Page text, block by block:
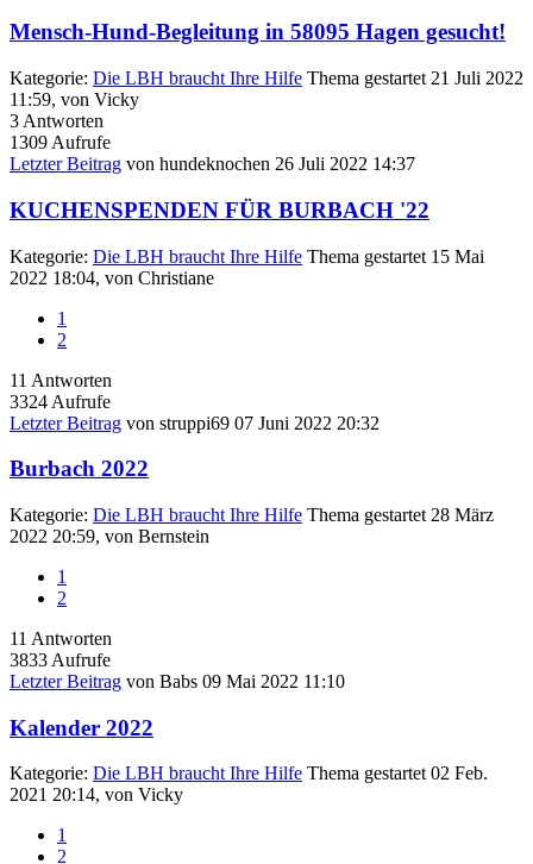
Mensch-Hund-Begleitung in 58095 Hagen gesucht!
Kategorie: Die LBH braucht Ihre Hilfe Thema gestartet 21 Juli 2022
11:59, von Vicky
3 Antworten
1309 Aufrufe
Letzter Beitrag von hundeknochen 26 Juli 2022 14:37
KUCHENSPENDEN FÜR BURBACH '22
Kategorie: Die LBH braucht Ihre Hilfe Thema gestartet 15 Mai
2022 18:04, von Christiane
1
2
11 Antworten
3324 Aufrufe
Letzter Beitrag von struppi69 07 Juni 2022 20:32
Burbach 2022
Kategorie: Die LBH braucht Ihre Hilfe Thema gestartet 28 März
2022 20:59, von Bernstein
1
2
11 Antworten
3833 Aufrufe
Letzter Beitrag von Babs 09 Mai 2022 11:10
Kalender 2022
Kategorie: Die LBH braucht Ihre Hilfe Thema gestartet 02 Feb.
2021 20:14, von Vicky
1
2